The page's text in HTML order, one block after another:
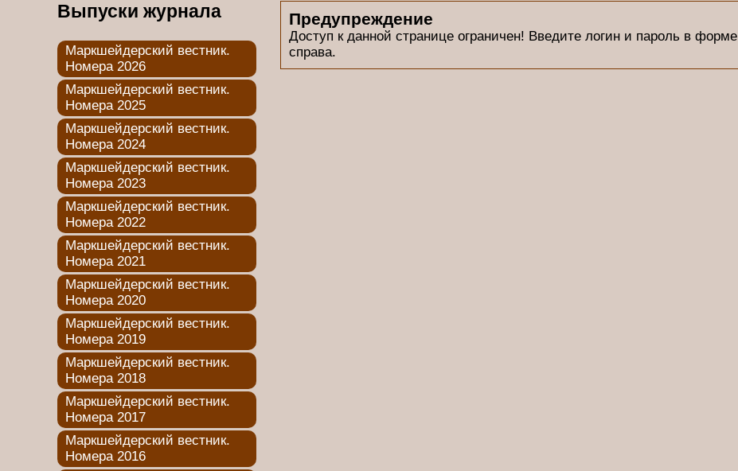
Выпуски журнала
Маркшейдерский вестник.
Номера 2026
Маркшейдерский вестник.
Номера 2025
Маркшейдерский вестник.
Номера 2024
Маркшейдерский вестник.
Номера 2023
Маркшейдерский вестник.
Номера 2022
Маркшейдерский вестник.
Номера 2021
Маркшейдерский вестник.
Номера 2020
Маркшейдерский вестник.
Номера 2019
Маркшейдерский вестник.
Номера 2018
Маркшейдерский вестник.
Номера 2017
Маркшейдерский вестник.
Номера 2016
Предупреждение
Доступ к данной странице ограничен! Введите логин и пароль в форме
справа.